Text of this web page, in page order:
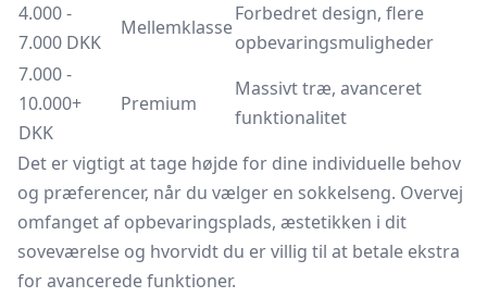
4.000 -
7.000 DKK
Mellemklasse
Forbedret design, flere
opbevaringsmuligheder
7.000 -
10.000+
DKK
Premium
Massivt træ, avanceret
funktionalitet
Det er vigtigt at tage højde for dine individuelle behov
og præferencer, når du vælger en sokkelseng. Overvej
omfanget af opbevaringsplads, æstetikken i dit
soveværelse og hvorvidt du er villig til at betale ekstra
for avancerede funktioner.